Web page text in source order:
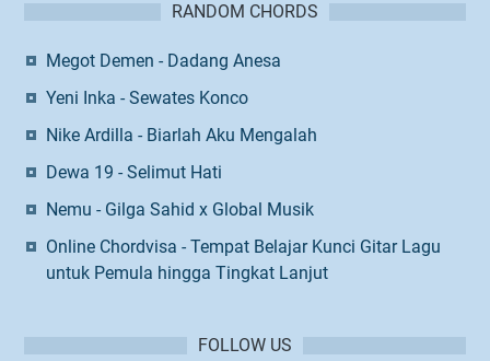
RANDOM CHORDS
Megot Demen - Dadang Anesa
Yeni Inka - Sewates Konco
Nike Ardilla - Biarlah Aku Mengalah
Dewa 19 - Selimut Hati
Nemu - Gilga Sahid x Global Musik
Online Chordvisa - Tempat Belajar Kunci Gitar Lagu
untuk Pemula hingga Tingkat Lanjut
FOLLOW US